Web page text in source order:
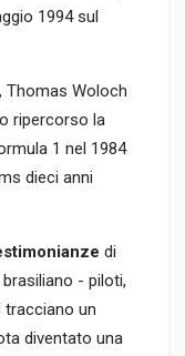
1994 sul
Thomas Woloch
ripercorso la
1 nel 1984
dieci anni
di
- piloti,
tracciano un
diventato una